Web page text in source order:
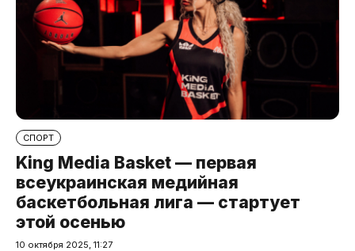
СПОРТ
King Media Basket — первая
всеукраинская медийная
баскетбольная лига — стартует
этой осенью
10 октября 2025, 11:27